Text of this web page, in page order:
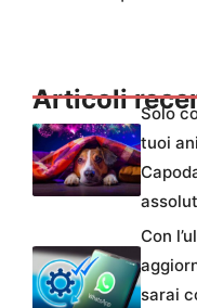
Articoli
Solo
tuoi
Con
sarai